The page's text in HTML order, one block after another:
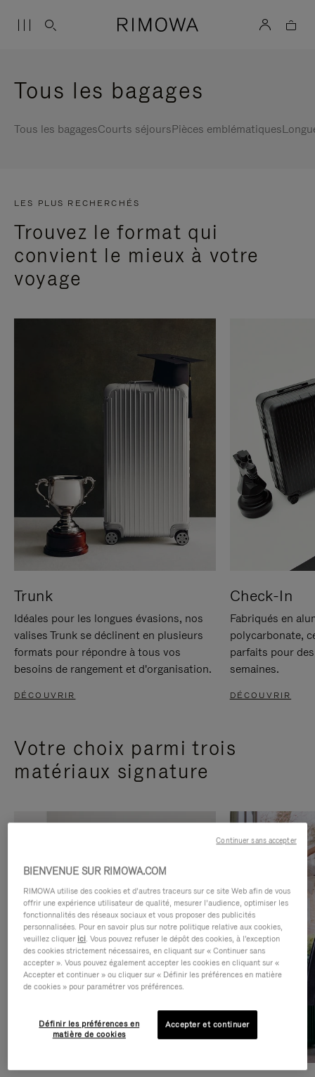
Tous les bagages
Tous les bagagesCourts séjoursPièces emblématiques
LES PLUS RECHERCHÉS
Trouvez le format qui
convient le mieux à votre
voyage
Trunk
Idéales pour les longues évasions, nos
valises Trunk se déclinent en plusieurs
formats pour répondre à tous vos
besoins de rangement et d'organisation.
DÉCOUVRIR
Check-In
Fabriqués en
polycarbonate,
parfaits pour
semaines.
DÉCOUVRIR
Votre choix parmi trois
matériaux signature
BIENVENUE SUR RIMOWA.COM
RIMOWA utilise des cookies et d’autres traceurs sur ce site Web afin de vous
offrir une expérience utilisateur de qualité, mesurer l’audience, optimiser les
fonctionnalités des réseaux sociaux et vous proposer des publicités
personnalisées. Pour en savoir plus sur notre politique relative aux cookies,
veuillez cliquer ici. Vous pouvez refuser le dépôt des cookies, à l'exception
des cookies strictement nécessaires, en cliquant sur « Continuer sans
accepter ». Vous pouvez également accepter les cookies en cliquant sur «
Accepter et continuer » ou cliquer sur « Définir les préférences en matière
de cookies » pour paramétrer vos préférences.
Définir les préférences en
matière de cookies
Accepter et continuer
Continuer sans accepter